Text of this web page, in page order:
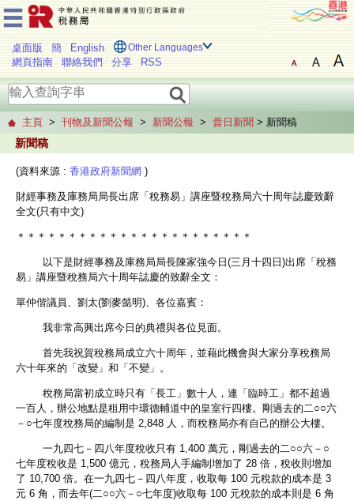
桌面版 簡 English Other Languages
網頁指南 聯絡我們 分享 RSS
主頁 > 刊物及新聞公報 > 新聞公報 > 昔日新聞 > 新聞稿
新聞稿
(資料來源 : 香港政府新聞網 )
財經事務及庫務局局長出席「稅務易」講座暨稅務局六十周年誌慶致辭
全文(只有中文)
＊＊＊＊＊＊＊＊＊＊＊＊＊＊＊＊＊＊＊＊＊＊＊
以下是財經事務及庫務局局長陳家強今日(三月十四日)出席「稅務
易」講座暨稅務局六十周年誌慶的致辭全文：
單仲偕議員、劉太(劉麥懿明)、各位嘉賓：
我非常高興出席今日的典禮與各位見面。
首先我祝賀稅務局成立六十周年，並藉此機會與大家分享稅務局
六十年來的「改變」和「不變」。
稅務局當初成立時只有「長工」數十人，連「臨時工」都不超過
一百人，辦公地點是租用中環德輔道中的皇室行四樓。剛過去的二○○六
－○七年度稅務局的編制是 2,848 人，而稅務局亦有自己的辦公大樓。
一九四七－四八年度稅收只有 1,400 萬元，剛過去的二○○六－○
七年度稅收是 1,500 億元，稅務局人手編制增加了 28 倍，稅收則增加
了 10,700 倍。在一九四七－四八年度，收取每 100 元稅款的成本是 3
元 6 角，而去年(二○○六－○七年度)收取每 100 元稅款的成本則是 6 角